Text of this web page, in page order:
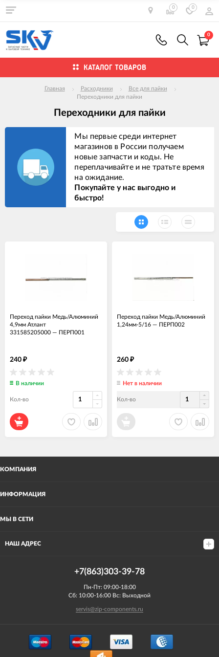
0 0
0
КАТАЛОГ ТОВАРОВ
Главная Расходники
Все для пайки
Переходники для пайки
Переходники для пайки
Мы первые среди интернет
магазинов в России получаем
новые запчасти и коды. Не
переплачивайте и не тратьте время
на ожидание.
Покупайте у нас выгодно и
быстро!
Переход пайки Медь/Алюминий
4,9мм Атлант
331585205000 — ПЕРП001
240 ₽
В наличии
Кол-во
Переход пайки Медь/Алюминий
1,24мм-5/16 — ПЕРП002
260 ₽
Нет в наличии
Кол-во
КОМПАНИЯ
ИНФОРМАЦИЯ
МЫ В СЕТИ
НАШ АДРЕС
+7(863)303-39-78
Пн-Пт: 09:00-18:00
Сб: 10:00-16:00 Вс: Выходной
servis@zip-components.ru